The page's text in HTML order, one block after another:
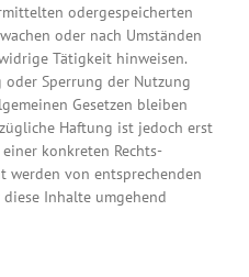
odergespeicherten
oder nach Umständen
Tätigkeit hinweisen.
Sperrung der Nutzung
Gesetzen bleiben
Haftung ist jedoch erst
konkreten Rechts-
werden von entsprechenden
Inhalte umgehend